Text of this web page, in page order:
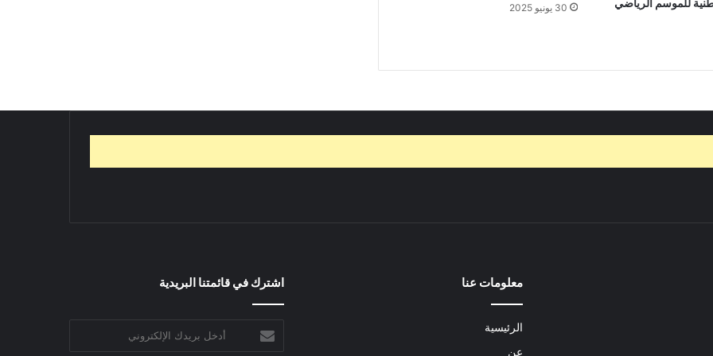
للموسم الرياضي
30 يونيو 2025
معلومات عنا
الرئيسية
عن
اشترك في قائمتنا البريدية
بريدك